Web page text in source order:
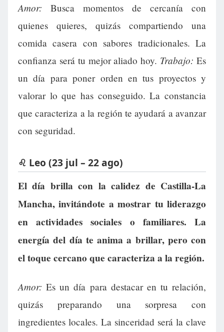
Amor: Busca momentos de cercanía con
quienes quieres, quizás compartiendo una
comida casera con sabores tradicionales. La
confianza será tu mejor aliado hoy. Trabajo: Es
un día para poner orden en tus proyectos y
valorar lo que has conseguido. La constancia
que caracteriza a la región te ayudará a avanzar
con seguridad.
♌ Leo (23 jul – 22 ago)
El día brilla con la calidez de Castilla-La
Mancha, invitándote a mostrar tu liderazgo
en actividades sociales o familiares. La
energía del día te anima a brillar, pero con
el toque cercano que caracteriza a la región.
Amor: Es un día para destacar en tu relación,
quizás preparando una sorpresa con
ingredientes locales. La sinceridad será la clave